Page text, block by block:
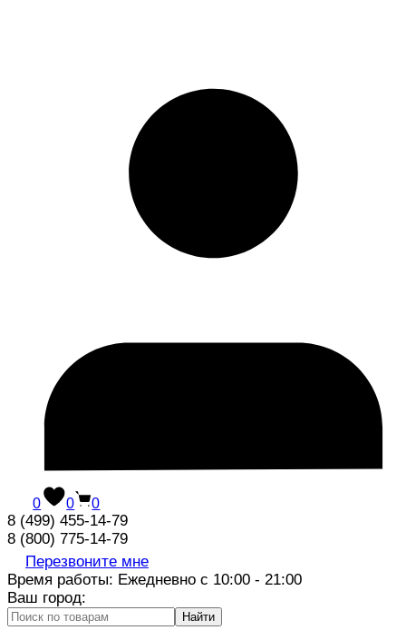
0 0 0
8 (499) 455-14-79
8 (800) 775-14-79
Перезвоните мне
Время работы: Ежедневно с 10:00 - 21:00
Ваш город:
Найти